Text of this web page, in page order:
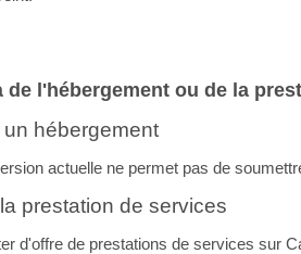
l'hébergement ou de la
hébergement
actuelle ne permet pas de
prestation de services
d'offre de prestations de services sur